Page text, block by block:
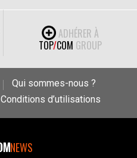
ADHÉRER À
TOP/COM GROUP
Qui sommes-nous ?
Conditions d’utilisations
NEWS